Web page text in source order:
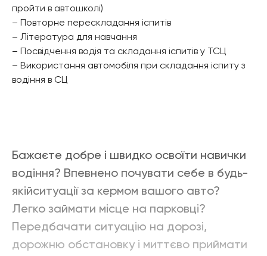
пройти в автошколі)
– Повторне перескладання іспитів
– Література для навчання
– Посвідчення водія та складання іспитів у ТСЦ
– Використання автомобіля при складання іспиту з
водіння в СЦ
Бажаєте добре і швидко освоїти навички
водіння? Впевнено почувати себе в будь-
якійситуації за кермом вашого авто?
Легко займати місце на парковці?
Передбачати ситуацію на дорозі,
дорожню обстановку і миттєво приймати